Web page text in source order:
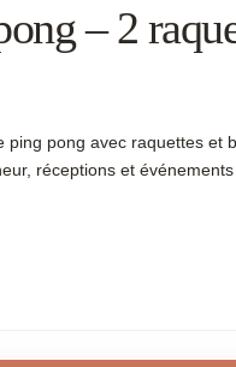
– 2
ping pong avec raquettes et
réceptions et événements